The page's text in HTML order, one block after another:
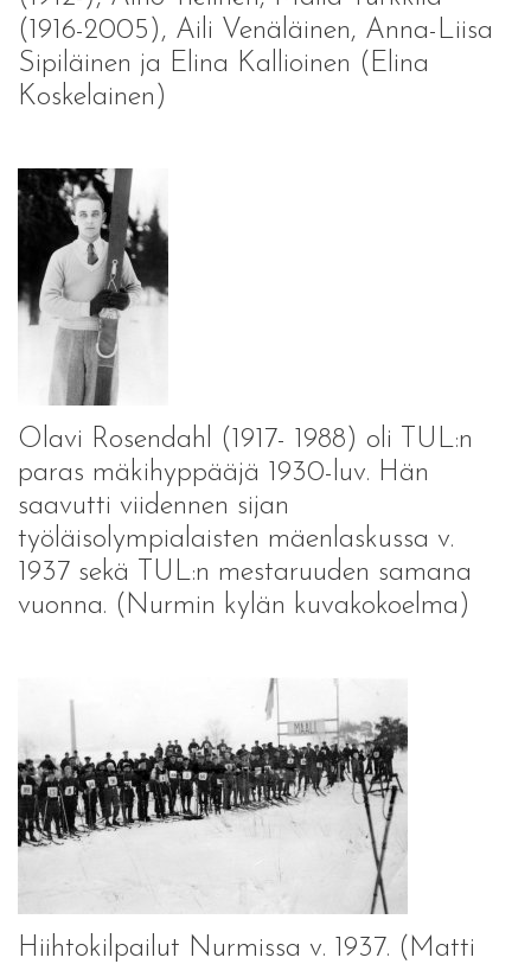
(1916-2005), Aili Venäläinen, Anna-Liisa
Sipiläinen ja Elina Kallioinen (Elina
Koskelainen)
Olavi Rosendahl (1917- 1988) oli TUL:n
paras mäkihyppääjä 1930-luv. Hän
saavutti viidennen sijan
työläisolympialaisten mäenlaskussa v.
1937 sekä TUL:n mestaruuden samana
vuonna. (Nurmin kylän kuvakokoelma)
Hiihtokilpailut Nurmissa v. 1937. (Matti